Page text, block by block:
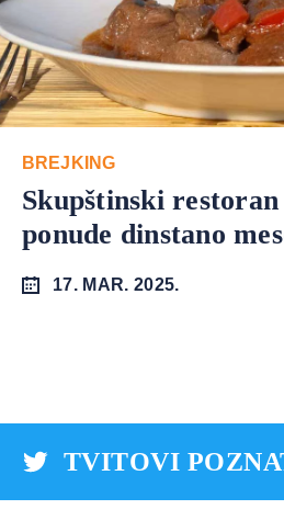
BREJKING
Skupštinski
ponude dinstano
17. MAR. 2025.
TVITOVI